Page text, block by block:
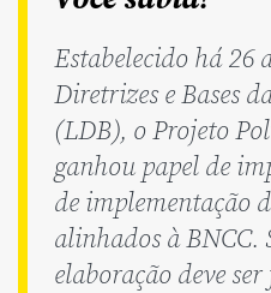
Estabelecido há 26
Diretrizes e Bases
(LDB), o Projeto
ganhou papel de
de implementação
alinhados à BNCC.
elaboração deve